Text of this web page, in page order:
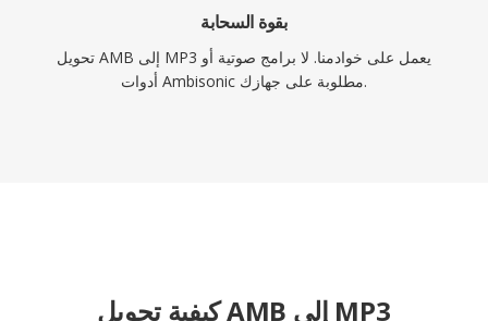
بقوة السحابة
تحويل AMB إلى MP3 يعمل على خوادمنا. لا برامج صوتية أو
أدوات Ambisonic مطلوبة على جهازك.
كيفية تحويل AMB إلى MP3